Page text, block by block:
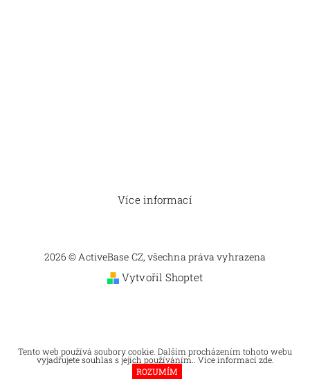
Více informací
2026 © ActiveBase CZ, všechna práva vyhrazena
Vytvořil Shoptet
Tento web používá soubory cookie. Dalším procházením tohoto webu
vyjadřujete souhlas s jejich používáním.. Více informací zde.
ROZUMÍM